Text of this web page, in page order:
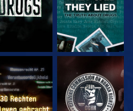
KIJK KIJK